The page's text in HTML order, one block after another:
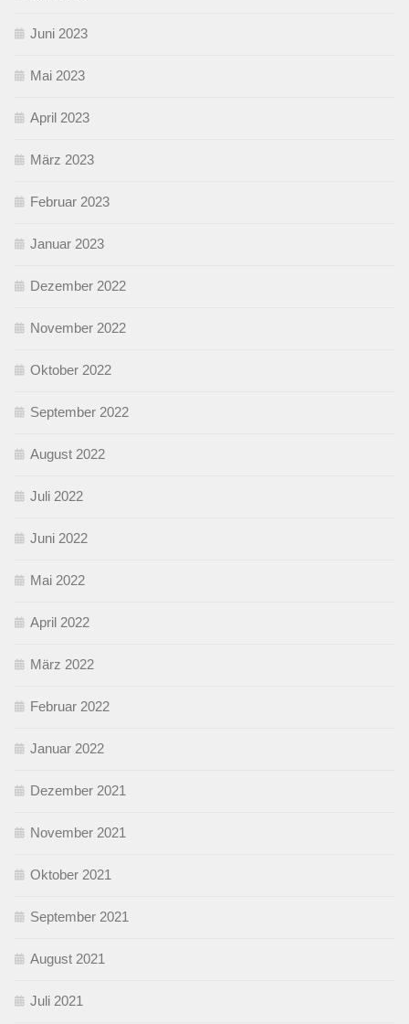
Juni 2023
Mai 2023
April 2023
März 2023
Februar 2023
Januar 2023
Dezember 2022
November 2022
Oktober 2022
September 2022
August 2022
Juli 2022
Juni 2022
Mai 2022
April 2022
März 2022
Februar 2022
Januar 2022
Dezember 2021
November 2021
Oktober 2021
September 2021
August 2021
Juli 2021